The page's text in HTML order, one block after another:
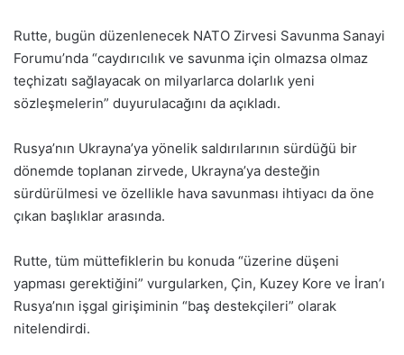
Rutte, bugün düzenlenecek NATO Zirvesi Savunma Sanayi
Forumu’nda “caydırıcılık ve savunma için olmazsa olmaz
teçhizatı sağlayacak on milyarlarca dolarlık yeni
sözleşmelerin” duyurulacağını da açıkladı.
Rusya’nın Ukrayna’ya yönelik saldırılarının sürdüğü bir
dönemde toplanan zirvede, Ukrayna’ya desteğin
sürdürülmesi ve özellikle hava savunması ihtiyacı da öne
çıkan başlıklar arasında.
Rutte, tüm müttefiklerin bu konuda “üzerine düşeni
yapması gerektiğini” vurgularken, Çin, Kuzey Kore ve İran’ı
Rusya’nın işgal girişiminin “baş destekçileri” olarak
nitelendirdi.